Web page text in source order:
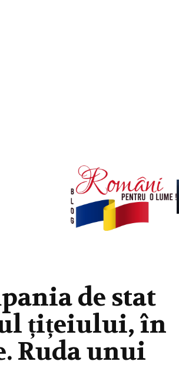
de stat
țițeiului, în
Ruda unui